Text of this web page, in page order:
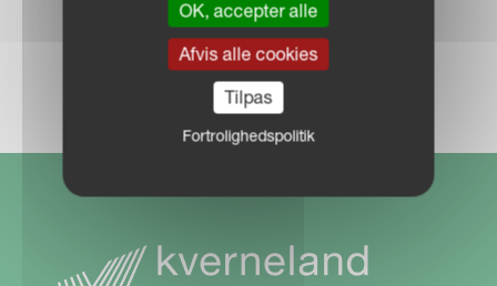
FORHANDLERE
OK, accepter alle
Afvis alle cookies
Tilpas
Fortrolighedspolitik